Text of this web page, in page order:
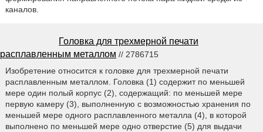
каналов.
Головка для трехмерной печати
расплавленным металлом // 2786715
Изобретение относится к головке для трехмерной печати
расплавленным металлом. Головка (1) содержит по меньшей
мере один полый корпус (2), содержащий: по меньшей мере
первую камеру (3), выполненную с возможностью хранения по
меньшей мере одного расплавленного металла (4), в которой
выполнено по меньшей мере одно отверстие (5) для выдачи